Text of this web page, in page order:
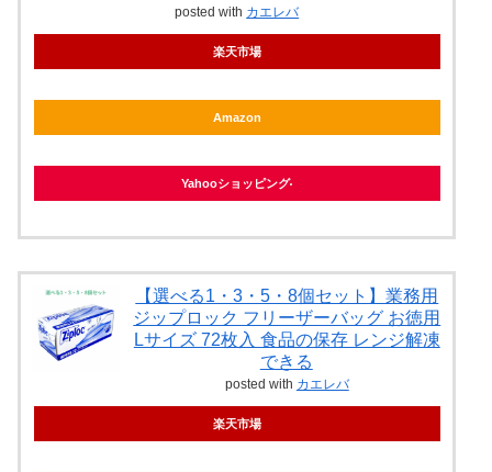
posted with カエレバ
楽天市場
Amazon
Yahooショッピング
【選べる1・3・5・8個セット】業務用
ジップロック フリーザーバッグ お徳用
Lサイズ 72枚入 食品の保存 レンジ解凍
できる
posted with カエレバ
楽天市場